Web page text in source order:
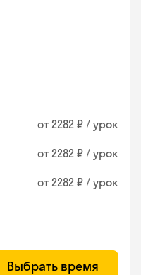
от 2282 ₽ / урок
от 2282 ₽ / урок
от 2282 ₽ / урок
Выбрать время